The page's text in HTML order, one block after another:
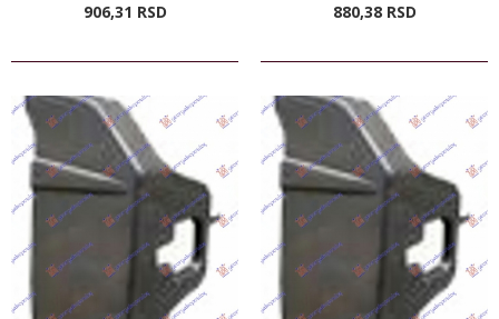
906,31 RSD 880,38 RSD